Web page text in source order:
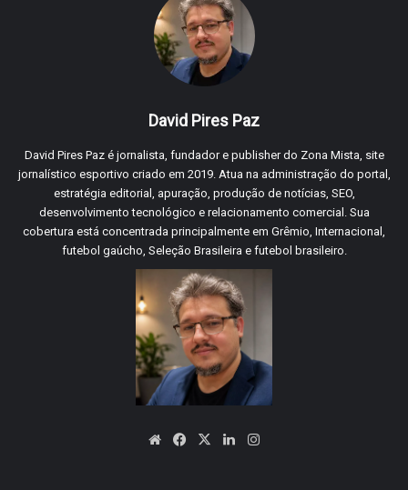
David Pires Paz
David Pires Paz é jornalista, fundador e publisher do Zona Mista, site
jornalístico esportivo criado em 2019. Atua na administração do portal,
estratégia editorial, apuração, produção de notícias, SEO,
desenvolvimento tecnológico e relacionamento comercial. Sua
cobertura está concentrada principalmente em Grêmio, Internacional,
futebol gaúcho, Seleção Brasileira e futebol brasileiro.
WebsiteFacebook
X LinkedinInstagram